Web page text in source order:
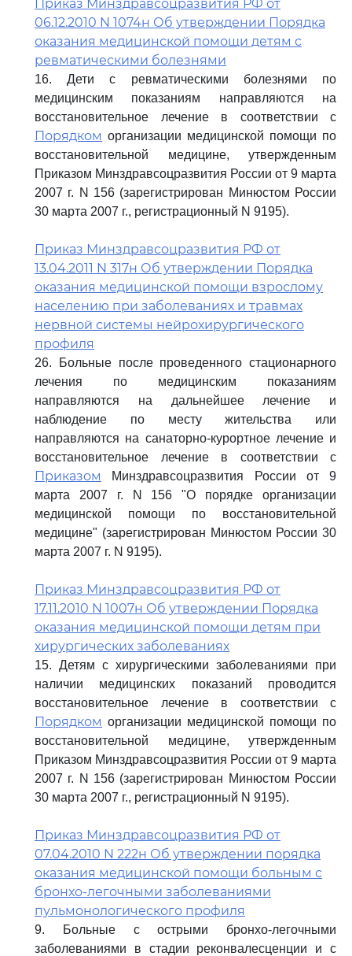
Приказ Минздравсоцразвития РФ от
06.12.2010 N 1074н Об утверждении Порядка
оказания медицинской помощи детям с
ревматическими болезнями
16. Дети с ревматическими болезнями по
медицинским показаниям направляются на
восстановительное лечение в соответствии с
Порядком организации медицинской помощи по
восстановительной медицине, утвержденным
Приказом Минздравсоцразвития России от 9 марта
2007 г. N 156 (зарегистрирован Минюстом России
30 марта 2007 г., регистрационный N 9195).
Приказ Минздравсоцразвития РФ от
13.04.2011 N 317н Об утверждении Порядка
оказания медицинской помощи взрослому
населению при заболеваниях и травмах
нервной системы нейрохирургического
профиля
26. Больные после проведенного стационарного
лечения по медицинским показаниям
направляются на дальнейшее лечение и
наблюдение по месту жительства или
направляются на санаторно-курортное лечение и
восстановительное лечение в соответствии с
Приказом
Минздравсоцразвития России от 9
марта 2007 г. N 156 "О порядке организации
медицинской помощи по восстановительной
медицине" (зарегистрирован Минюстом России 30
марта 2007 г. N 9195).
Приказ Минздравсоцразвития РФ от
17.11.2010 N 1007н Об утверждении Порядка
оказания медицинской помощи детям при
хирургических заболеваниях
15. Детям с хирургическими заболеваниями при
наличии медицинских показаний проводится
восстановительное лечение в соответствии с
Порядком организации медицинской помощи по
восстановительной медицине, утвержденным
Приказом Минздравсоцразвития России от 9 марта
2007 г. N 156 (зарегистрирован Минюстом России
30 марта 2007 г., регистрационный N 9195).
Приказ Минздравсоцразвития РФ от
07.04.2010 N 222н Об утверждении порядка
оказания медицинской помощи больным с
бронхо-легочными заболеваниями
пульмонологического профиля
9. Больные с острыми бронхо-легочными
заболеваниями в стадии реконвалесценции и с